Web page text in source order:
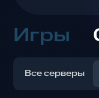
Игры
Все серверы